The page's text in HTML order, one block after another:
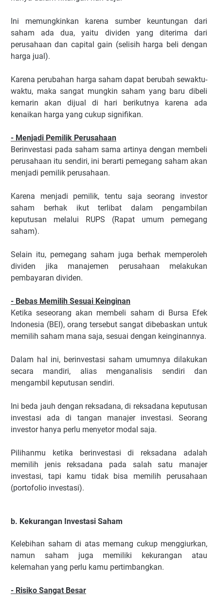
Ini memungkinkan karena sumber keuntungan dari
saham ada dua, yaitu dividen yang diterima dari
perusahaan dan capital gain (selisih harga beli dengan
harga jual).
Karena perubahan harga saham dapat berubah sewaktu-
waktu, maka sangat mungkin saham yang baru dibeli
kemarin akan dijual di hari berikutnya karena ada
kenaikan harga yang cukup signifikan.
- Menjadi Pemilik Perusahaan
Berinvestasi pada saham sama artinya dengan membeli
perusahaan itu sendiri, ini berarti pemegang saham akan
menjadi pemilik perusahaan.
Karena menjadi pemilik, tentu saja seorang investor
saham berhak ikut terlibat dalam pengambilan
keputusan melalui RUPS (Rapat umum pemegang
saham).
Selain itu, pemegang saham juga berhak memperoleh
dividen jika manajemen perusahaan melakukan
pembayaran dividen.
- Bebas Memilih Sesuai Keinginan
Ketika seseorang akan membeli saham di Bursa Efek
Indonesia (BEI), orang tersebut sangat dibebaskan untuk
memilih saham mana saja, sesuai dengan keinginannya.
Dalam hal ini, berinvestasi saham umumnya dilakukan
secara mandiri, alias menganalisis sendiri dan
mengambil keputusan sendiri.
Ini beda jauh dengan reksadana, di reksadana keputusan
investasi ada di tangan manajer investasi. Seorang
investor hanya perlu menyetor modal saja.
Pilihanmu ketika berinvestasi di reksadana adalah
memilih jenis reksadana pada salah satu manajer
investasi, tapi kamu tidak bisa memilih perusahaan
(portofolio investasi).
b. Kekurangan Investasi Saham
Kelebihan saham di atas memang cukup menggiurkan,
namun saham juga memiliki kekurangan atau
kelemahan yang perlu kamu pertimbangkan.
- Risiko Sangat Besar